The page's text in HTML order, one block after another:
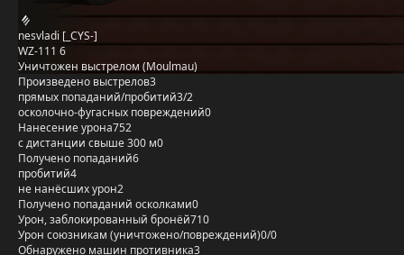
nesvladi [_CYS-]
WZ-111 6
Уничтожен выстрелом (Moulmau)
Произведено выстрелов3
прямых попаданий/пробитий3/2
осколочно-фугасных повреждений0
Нанесение урона752
с дистанции свыше 300 м0
Получено попаданий6
пробитий4
не нанёсших урон2
Получено попаданий осколками0
Урон, заблокированный бронёй710
Урон союзникам (уничтожено/повреждений)0/0
Обнаружено машин противника3